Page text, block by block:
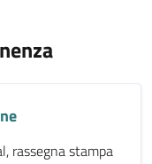
rassegna stampa